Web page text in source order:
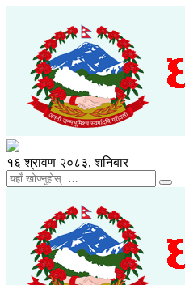
१६ श्रावण २०८३, शनिबार